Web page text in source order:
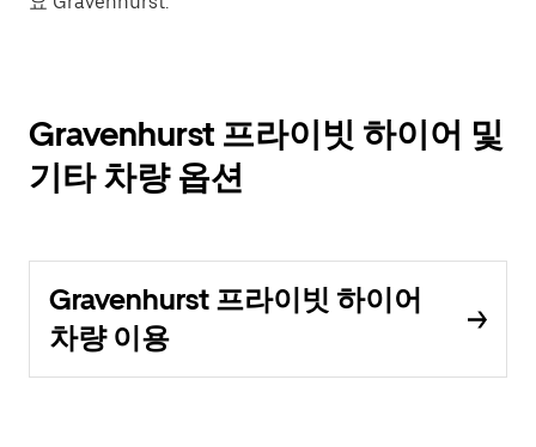
Gravenhurst 프라이빗 하이어 및
기타 차량 옵션
Gravenhurst 프라이빗 하이어
차량 이용